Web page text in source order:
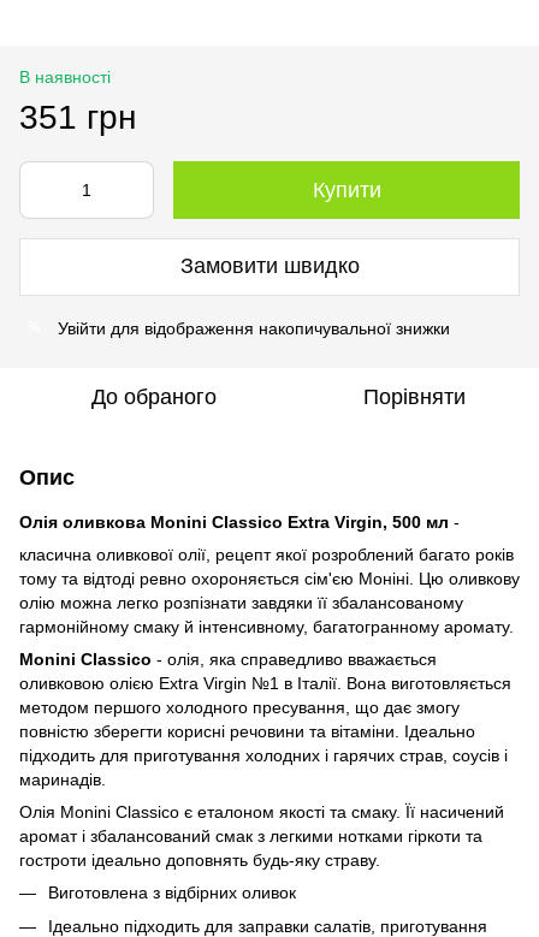
В наявності
351 грн
Купити
Замовити швидко
Увійти для відображення накопичувальної знижки
До обраного Порівняти
Опис
Олія оливкова Monini Classico Extra Virgin, 500 мл -
класична оливкової олії, рецепт якої розроблений багато років
тому та відтоді ревно охороняється сім'єю Моніні. Цю оливкову
олію можна легко розпізнати завдяки її збалансованому
гармонійному смаку й інтенсивному, багатогранному аромату.
Monini Classico - олія, яка справедливо вважається
оливковою олією Extra Virgin №1 в Італії. Вона виготовляється
методом першого холодного пресування, що дає змогу
повністю зберегти корисні речовини та вітаміни. Ідеально
підходить для приготування холодних і гарячих страв, соусів і
маринадів.
Олія Monini Classico є еталоном якості та смаку. Її насичений
аромат і збалансований смак з легкими нотками гіркоти та
гостроти ідеально доповнять будь-яку страву.
Виготовлена з відбірних оливок
Ідеально підходить для заправки салатів, приготування